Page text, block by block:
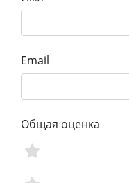
Email
Общая оценка